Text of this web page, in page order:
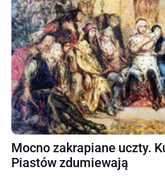
Mocno zakrapiane uczty.
Piastów zdumiewają